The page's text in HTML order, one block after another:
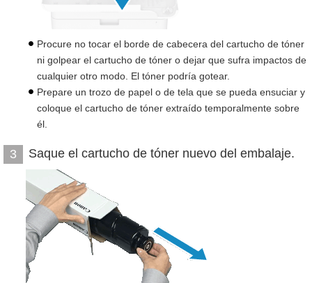
Procure no tocar el borde de cabecera del cartucho de tóner
ni golpear el cartucho de tóner o dejar que sufra impactos de
cualquier otro modo. El tóner podría gotear.
Prepare un trozo de papel o de tela que se pueda ensuciar y
coloque el cartucho de tóner extraído temporalmente sobre
él.
3 Saque el cartucho de tóner nuevo del embalaje.